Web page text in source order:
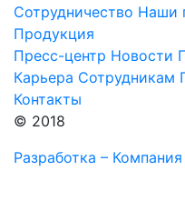
Сотрудничество Наши
Продукция
Пресс-центр Новости
Карьера Сотрудникам
Контакты
© 2018
Разработка –